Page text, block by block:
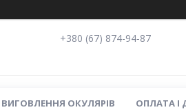
+380 (67) 874-94-87
ВИГОВЛЕННЯ ОКУЛЯРІВ ОПЛАТА І